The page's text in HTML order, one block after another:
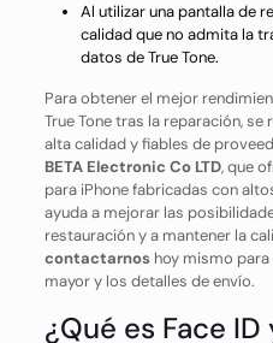
Al utilizar una pantalla de
calidad que no admita la
datos de True Tone.
Para obtener el mejor
True Tone tras la reparación,
alta calidad y fiables de
BETA Electronic Co LTD, que
para iPhone fabricadas con
ayuda a mejorar las
restauración y a mantener la
contactarnoshoy mismo
mayor y los detalles de envío.
¿Qué es Face